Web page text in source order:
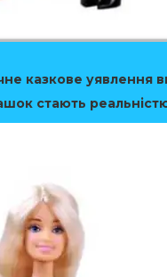
казкове уявлення
стають